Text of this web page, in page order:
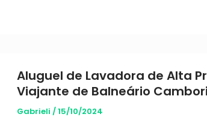
Aluguel de Lavadora de Alta
Viajante de Balneário
Gabrieli /15/10/2024